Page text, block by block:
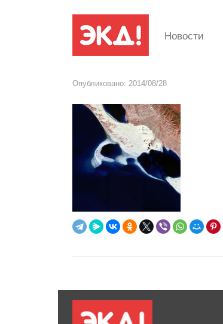
Новости
Опубликовано: 2014/08/28